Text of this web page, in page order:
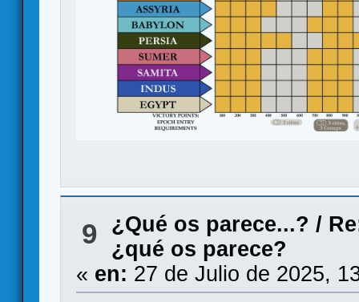
9 ¿Qué os parece...? /
¿qué os parece?
« en: 27 de Julio de 2025,